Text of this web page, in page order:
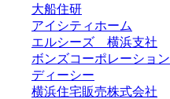
大船住研
アイシティホーム
エルシーズ 横浜支社
ボンズコーポレーション
ディーシー
横浜住宅販売株式会社